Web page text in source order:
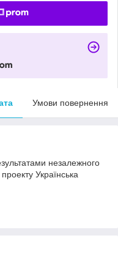
Умови повернення
незалежного
Українська